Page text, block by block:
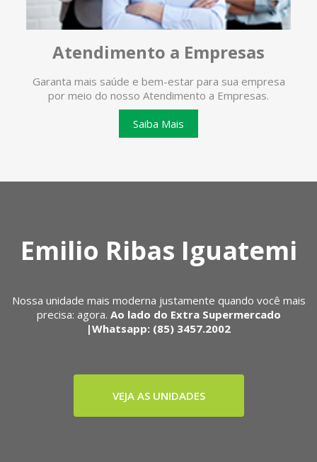
Atendimento a Empresas
Garanta mais saúde e bem-estar para sua empresa
por meio do nosso Atendimento a Empresas.
Saiba Mais
Emilio Ribas Iguatemi
Nossa unidade mais moderna justamente quando você mais
precisa: agora. Ao lado do Extra Supermercado
|Whatsapp: (85) 3457.2002
VEJA AS UNIDADES